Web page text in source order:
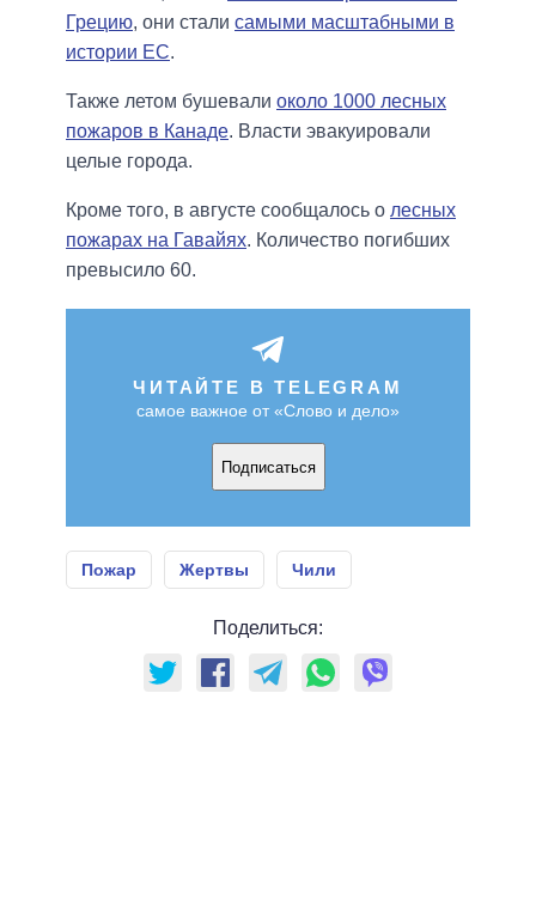
Грецию, они стали самыми масштабными в
истории ЕС.
Также летом бушевали около 1000 лесных
пожаров в Канаде. Власти эвакуировали
целые города.
Кроме того, в августе сообщалось о лесных
пожарах на Гавайях. Количество погибших
превысило 60.
ЧИТАЙТЕ В TELEGRAM
самое важное от «Слово и дело»
Подписаться
Пожар Жертвы Чили
Поделиться: